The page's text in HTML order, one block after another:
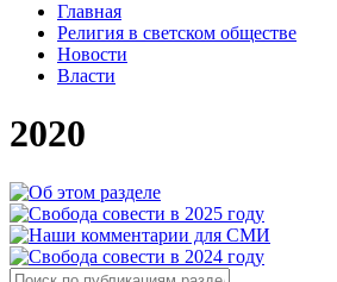
Главная
Религия в светском обществе
Новости
Власти
2020